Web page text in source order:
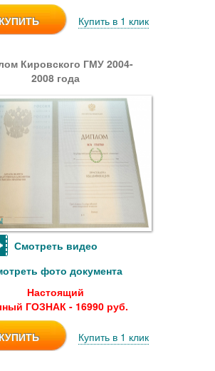
Купить в 1 клик
Кировского ГМУ 2004-
2008 года
Смотреть видео
фото документа
Настоящий
ГОЗНАК - 16990 руб.
Купить в 1 клик